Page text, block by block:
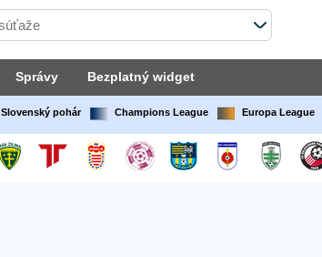
Správy Bezplatný widget
Slovenský pohár Champions League Europa League